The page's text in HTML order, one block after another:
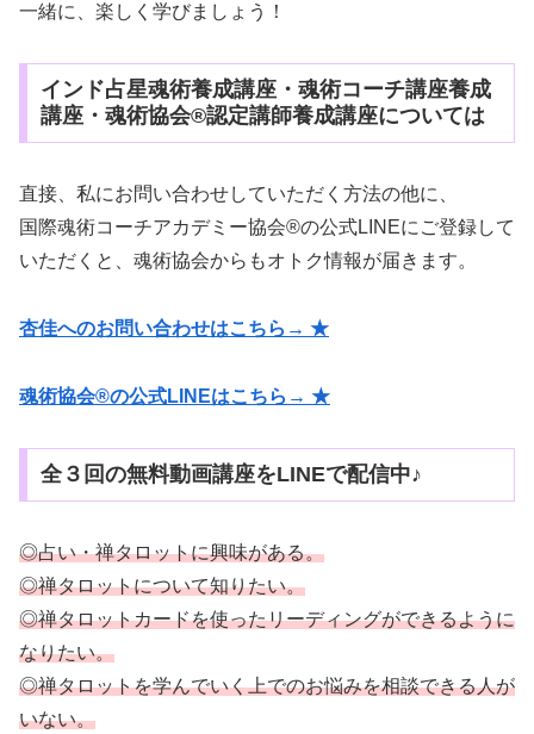
一緒に、楽しく学びましょう！
インド占星魂術養成講座・魂術コーチ講座養成
講座・魂術協会®認定講師養成講座については
直接、私にお問い合わせしていただく方法の他に、
国際魂術コーチアカデミー協会®の公式LINEにご登録して
いただくと、魂術協会からもオトク情報が届きます。
杏佳へのお問い合わせはこちら→ ★
魂術協会®の公式LINEはこちら→ ★
全３回の無料動画講座をLINEで配信中♪
◎占い・禅タロットに興味がある。
◎禅タロットについて知りたい。
◎禅タロットカードを使ったリーディングができるように
なりたい。
◎禅タロットを学んでいく上でのお悩みを相談できる人が
いない。